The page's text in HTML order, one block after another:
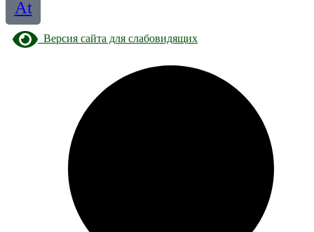
At
Версия сайта для слабовидящих